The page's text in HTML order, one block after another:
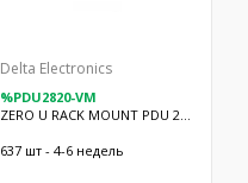
Delta Electronics
%PDU2820-VM
ZERO U RACK MOUNT PDU 28
637 шт - 4-6 недель